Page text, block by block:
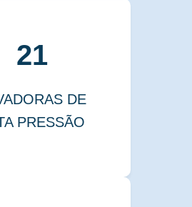
21
DE
PRESSÃO